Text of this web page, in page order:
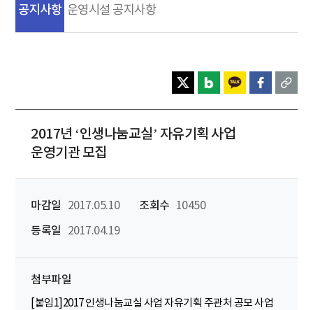
공지사항 운영시설 공지사항
2017년 ‘인생나눔교실’ 자유기획 사업
운영기관 모집
마감일 2017.05.10 조회수
10450
등록일
2017.04.19
첨부파일
[붙임1]2017 인생나눔교실 사업 자유기획 주관처 공모 사업